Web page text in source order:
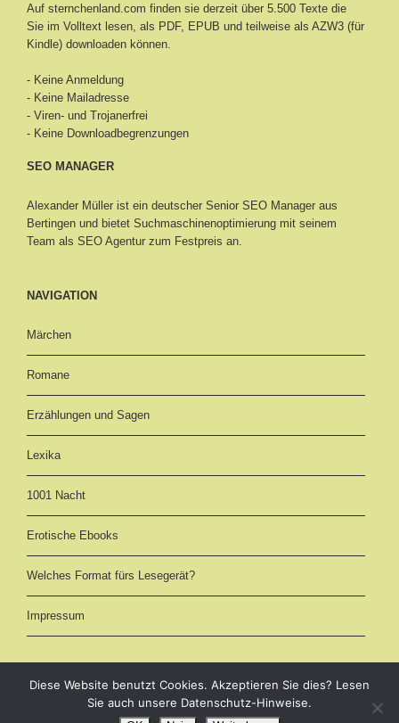
Auf sternchenland.com finden sie derzeit über 5.500 Texte die
Sie im Volltext lesen, als PDF, EPUB und teilweise als AZW3 (für
Kindle) downloaden können.
- Keine Anmeldung
- Keine Mailadresse
- Viren- und Trojanerfrei
- Keine Downloadbegrenzungen
SEO MANAGER
Alexander Müller ist ein deutscher Senior SEO Manager aus
Bertingen und bietet Suchmaschinenoptimierung mit seinem
Team als SEO Agentur zum Festpreis an.
NAVIGATION
Märchen
Romane
Erzählungen und Sagen
Lexika
1001 Nacht
Erotische Ebooks
Welches Format fürs Lesegerät?
Impressum
eBooks kostenlos downloaden als EPUB, AZW3 (Kindle) und PDF -
Diese Website benutzt Cookies. Akzeptieren Sie dies? Lesen
Sie auch unsere Datenschutz-Hinweise.